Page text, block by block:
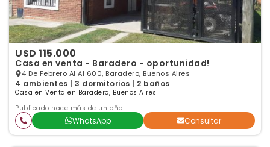
USD 115.000
Casa en venta - Baradero - oportunidad!
4 De Febrero Al Al 600, Baradero, Buenos Aires
4 ambientes | 3 dormitorios | 2 baños
Casa en Venta en Baradero, Buenos Aires
Publicado hace más de un año
WhatsApp Consultar